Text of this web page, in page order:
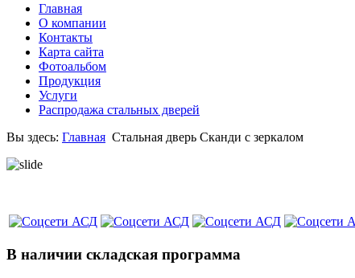
Главная
О компании
Контакты
Карта сайта
Фотоальбом
Продукция
Услуги
Распродажа стальных дверей
Вы здесь: Главная Стальная дверь Сканди с зеркалом
В наличии складская программа